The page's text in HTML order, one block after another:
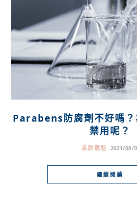
Parabens防腐劑不好嗎？
禁用呢？
品牌觀點 2021/08/
繼續閱讀